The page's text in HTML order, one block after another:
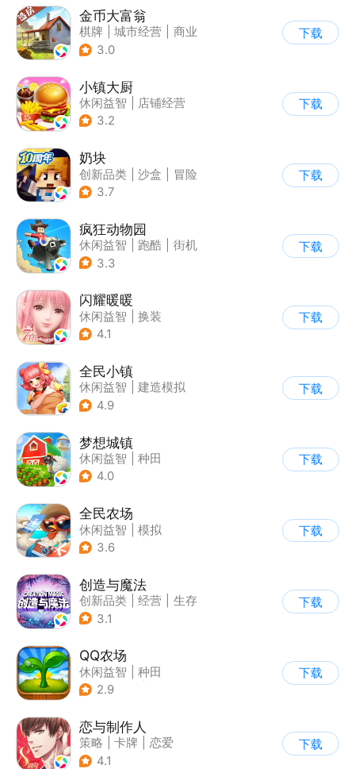
金币大富翁
棋牌 城市经营
商业
| 脑洞
3.0
下载
小镇大厨
休闲益智
店铺经营
| 美食
3.2
下载
奶块
创新品类 沙盒
冒险
| 开放世界
3.7
下载
疯狂动物园
休闲益智 跑酷
街机
| 像素风
3.3
下载
闪耀暖暖
休闲益智
换装
| 美少女
4.1
下载
全民小镇
休闲益智
建造模拟
| 卡通
4.9
下载
梦想城镇
休闲益智
种田
| 田园生活
4.0
下载
全民农场
休闲益智
模拟
| 田园生活
3.6
下载
创造与魔法
创新品类 经营
生存
| 开放世界
3.1
下载
QQ农场
休闲益智
种田
| 田园生活
2.9
下载
恋与制作人
策略 卡牌
恋爱
| 乙女
4.1
下载